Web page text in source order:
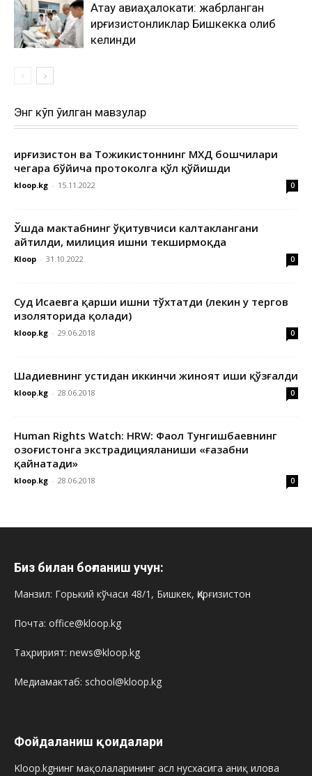
Ақтау авиаҳалокати: жабрланган
қирғизистонликлар Бишкекка олиб
келинди
Энг кўп ўқилган мавзулар
Қирғизистон ва Тожикистоннинг МХДҚ бошчилари
чегара бўйича протоколга қўл қўйишди
kloop.kg - 15.11.2022 0
Ўшда мактабнинг ўқитувчиси калтаклангани
айтилди, милиция ишни текширмоқда
Kloop - 31.10.2022 0
Суд Исаевга қарши ишни тўхтатди (лекин у тергов
изоляторида қолади)
kloop.kg - 29.06.2018 0
Шадиевнинг устидан иккинчи жиноят иши қўзғалди
kloop.kg - 28.06.2018 0
Human Rights Watch: HRW: Фаол Тунгишбаевнинг
Қозоғистонга экстрадицияланиши «ғазабни
қайнатади»
kloop.kg - 28.06.2018 0
Биз билан боғланиш учун:
Манзил: Горький кўчаси 48/1, Бишкек, Қирғизистон
Почта: office@kloop.kg
Таҳририят: news@kloop.kg
Медиамактаб: school@kloop.kg
Фойдаланиш қоидалари
Kloop.kgнинг мақолаларининг асл нусхасига аниқ илова